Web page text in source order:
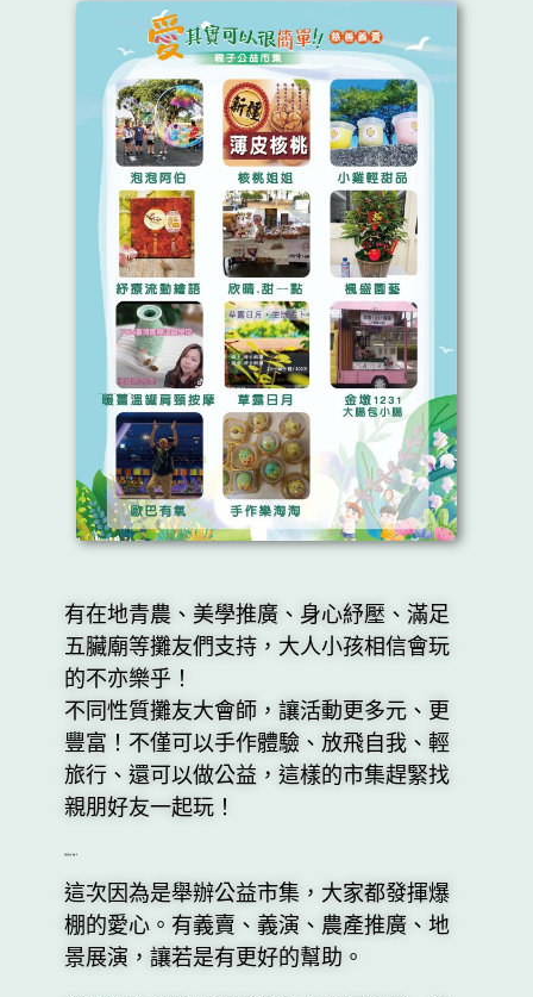
有在地青農、美學推廣、身心紓壓、滿足
五臟廟等攤友們支持，大人小孩相信會玩
的不亦樂乎！
不同性質攤友大會師，讓活動更多元、更
豐富！不僅可以手作體驗、放飛自我、輕
旅行、還可以做公益，這樣的市集趕緊找
親朋好友一起玩！
這次因為是舉辦公益市集，大家都發揮爆
棚的愛心。有義賣、義演、農產推廣、地
景展演，讓若是有更好的幫助。